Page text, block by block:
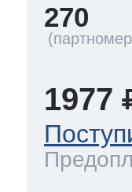
270
1977